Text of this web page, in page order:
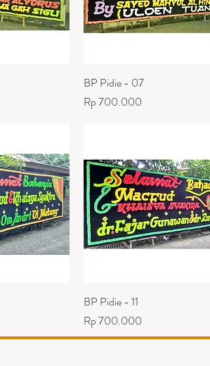
Tampilan Cepat
BP Pidie - 07
Harga
Rp 700.000
Tampilan Cepat
BP Pidie - 11
Harga
Rp 700.000